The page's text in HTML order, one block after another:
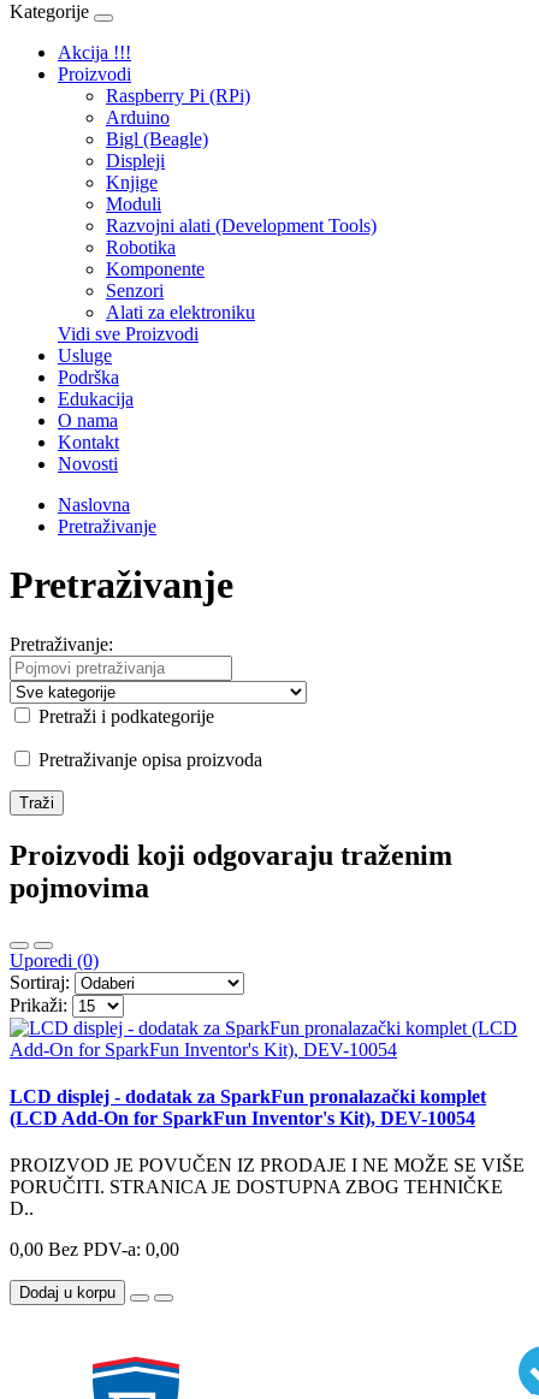
Kategorije
Akcija !!!
Proizvodi
Raspberry Pi (RPi)
Arduino
Bigl (Beagle)
Displеji
Knjige
Moduli
Razvojni alati (Development Tools)
Robotika
Komponente
Senzori
Alati za elektroniku
Vidi sve Proizvodi
Usluge
Podrška
Edukacija
O nama
Kontakt
Novosti
Naslovna
Pretraživanje
Pretraživanje
Pretraživanje:
Pretraži i podkategorije
Pretraživanje opisa proizvoda
Proizvodi koji odgovaraju traženim
pojmovima
Uporedi (0)
Sortiraj:
Prikaži:
LCD displej - dodatak za SparkFun pronalazački komplet
(LCD Add-On for SparkFun Inventor's Kit), DEV-10054
PROIZVOD JE POVUČEN IZ PRODAJE I NE MOŽE SE VIŠE
PORUČITI. STRANICA JE DOSTUPNA ZBOG TEHNIČKE
D..
0,00 Bez PDV-a: 0,00
Dodaj u korpu